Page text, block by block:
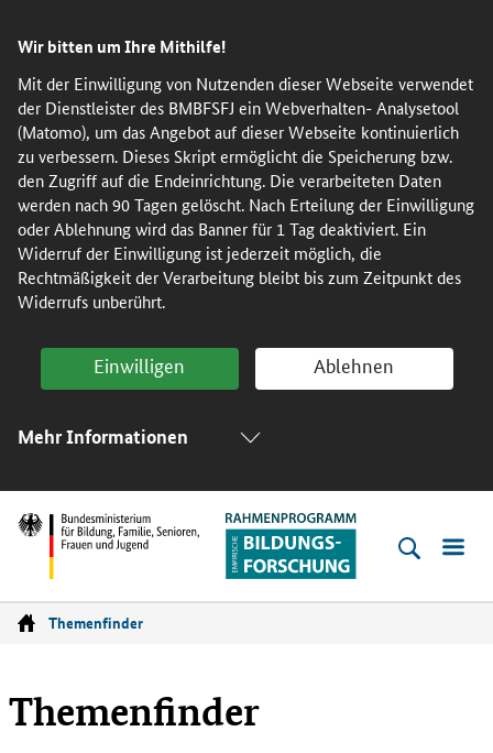
Wir bitten um Ihre Mithilfe!
Mit der Einwilligung von Nutzenden dieser Webseite verwendet
der Dienstleister des BMBFSFJ ein Webverhalten- Analysetool
(Matomo), um das Angebot auf dieser Webseite kontinuierlich
zu verbessern. Dieses Skript ermöglicht die Speicherung bzw.
den Zugriff auf die Endeinrichtung. Die verarbeiteten Daten
werden nach 90 Tagen gelöscht. Nach Erteilung der Einwilligung
oder Ablehnung wird das Banner für 1 Tag deaktiviert. Ein
Widerruf der Einwilligung ist jederzeit möglich, die
Rechtmäßigkeit der Verarbeitung bleibt bis zum Zeitpunkt des
Widerrufs unberührt.
Einwilligen Ablehnen
Mehr Informationen
zum
Inhalt
(Eingabetaste)
zum
Hauptmenu
(Eingabetaste)
zur
Suche
(Eingabetaste)
zur
Fußleiste
(Enter)
für
Senioren,
Empirische
Bildungsforschung
StartseiteThemenfinder
Themenfinder